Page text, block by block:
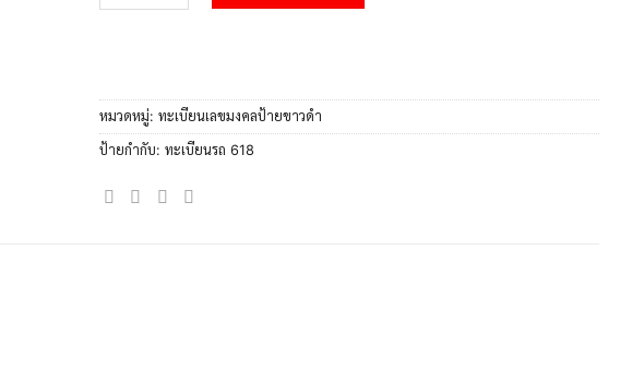
หมวดหมู่: ทะเบียนเลขมงคลป้ายขาวดำ
ป้ายกำกับ: ทะเบียนรถ 618